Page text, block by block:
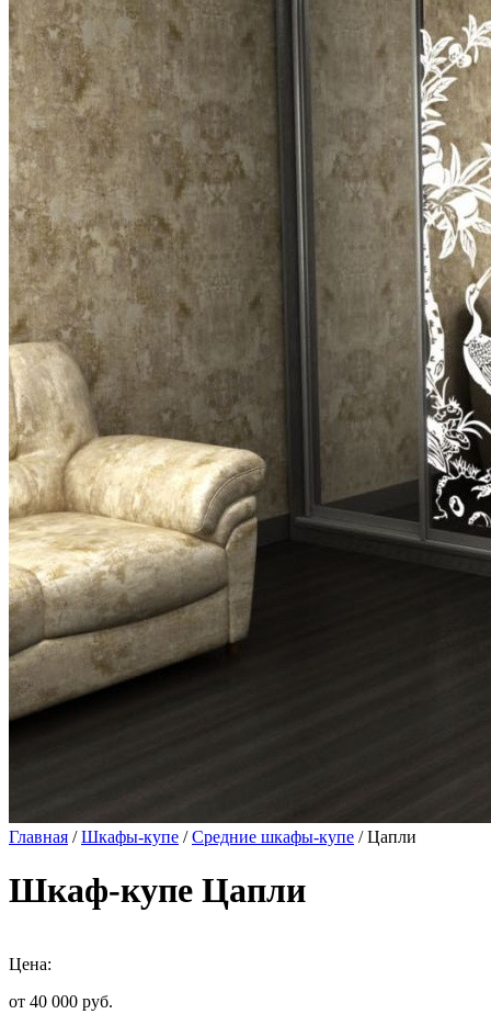
Главная /Шкафы-купе /Средние шкафы-купе / Цапли
Шкаф-купе Цапли
Цена:
от 40 000 руб.